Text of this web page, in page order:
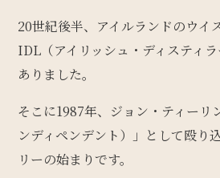
20世紀後半、アイルランドのウイ
IDL（アイリッシュ・ディスティ
ありました。
そこに1987年、ジョン・ティーリ
ンディペンデント）」として殴り
リーの始まりです。